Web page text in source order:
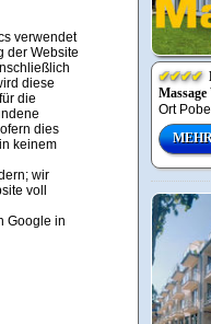
verwendet
der Website
diese
die
dies
keinem
wir
voll
Google in
✔✔✔✔
Massage
Ort